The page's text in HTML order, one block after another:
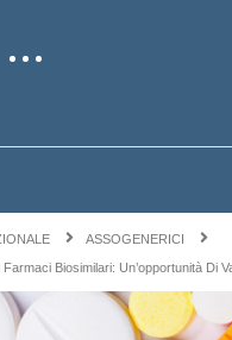
ASSOGENERICI
Biosimilari: Un’opportunità Di